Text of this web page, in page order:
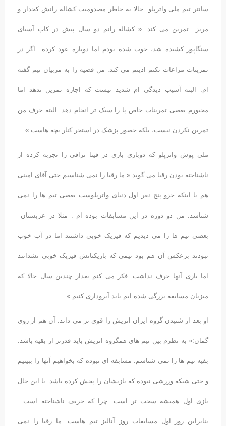
سانتر تیم ملی واترپلو حالا به خاطر مصدومیت کشاله رانش کجدار و
مریز تمرین می کند: « کشاله رانم دو سال پیش در کاپ آسیای
سنگاپور کشیده شد، خوب شده بودم اما دوباره عود کرده اگر در
تمرینات مراعات نکنم اذیتم می کند. من قضیه را به مربیان تیم گفته
ام. البته آسیب دیدگی ام شدید نیست که اجازه تمرین ندهد اما
مجبورم بعضی تمرینات خاص پا را سبک تر انجام دهد. البته حرف من
تمرین نکردن نیست، بلکه حضور پزشک در استخر کنار بچه هاست.»
ملی پوش واترپلو که دوباری بازی در فینا ترافی را تجربه کرده از
ناشناخته بودن رقبا می گوید:« ما رقبا را نمی شناسیم.حتی آقای امینی
هم با اینکه جزو پنج نفر اول دنیای واترپلوست بعضی تیم ها را نمی
شناسد. من دو دوره در این مسابقات بوده ام . مثلا در عربستان
بعضی تیم ها را می دیدیم که فیزیک خوبی داشتند اما در آب خوب
نبودند برعکس آن هم بود تیمی که بازیکنانش فیزیک خوبی نشداتند
اما بازی آنها حرف نداشت. فکر می کنم بعداز چندین سال حالا که
میزبان مسابقه بزرگی شده ایم باید آبروداری کنیم.»
او بعد از شنیدن گروه ایران اتریش را قوی تر می داند. آن هم از روی
گمان:« به نظرم بین تیم های همگروه اتریش باید قدرتر از بقیه باشد.
بقیه تیم ها را نمی شناسم. مسابقه ای نبوده که بخواهیم آنها را ببینیم
و حتی شبکه ورزشی نبوده که بازیشان را پخش کرده باشد. با این حال
بازی اول همیشه سخت تر است. چرا که حریف ناشناخته است .
بنابراین روز اول مسابقات روز آنالیز تیم هاست. ما رقبا را نمی